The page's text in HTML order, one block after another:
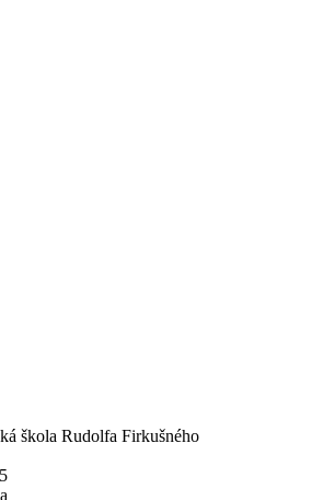
škola Rudolfa Firkušného